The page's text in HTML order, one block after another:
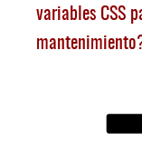
variables CSS